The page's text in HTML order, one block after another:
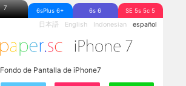
7 6sPlus 6+ 6s 6 SE 5s 5c 5
日本語 English Indonesian español
Fondo de Pantalla de iPhone7